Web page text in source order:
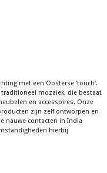
met een Oosterse 'touch'.
traditioneel mozaiek, die bestaat
en accessoires. Onze
zijn zelf ontworpen en
nauwe contacten in India
hierbij